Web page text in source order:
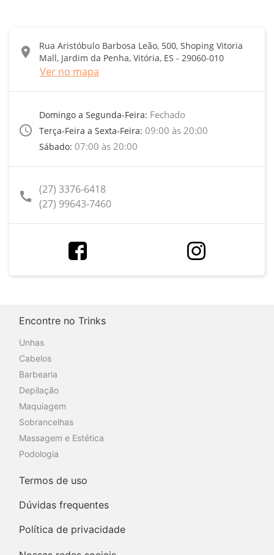
location_on
Rua Aristóbulo Barbosa Leão, 500, Shoping Vitoria
Mall, Jardim da Penha, Vitória, ES - 29060-010
Ver no mapa
access_time
Domingo a Segunda-Feira: Fechado
Terça-Feira a Sexta-Feira: 09:00 às 20:00
Sábado: 07:00 às 20:00
call (27) 3376-6418
(27) 99643-7460
Encontre no Trinks
Unhas
Cabelos
Barbearia
Depilação
Maquiagem
Sobrancelhas
Massagem e Estética
Podologia
Termos de uso
Dúvidas frequentes
Política de privacidade